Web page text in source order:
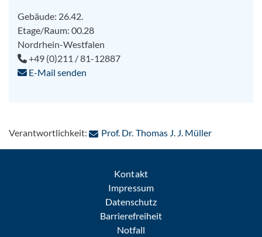
Gebäude: 26.42.
Etage/Raum: 00.28
Nordrhein-Westfalen
+49 (0)211 / 81-12887
E-Mail senden
Verantwortlichkeit: Prof. Dr. Thomas J. J. Müller: Per E-Mail
Kontakt
Impressum
Datenschutz
Barrierefreiheit
Notfall